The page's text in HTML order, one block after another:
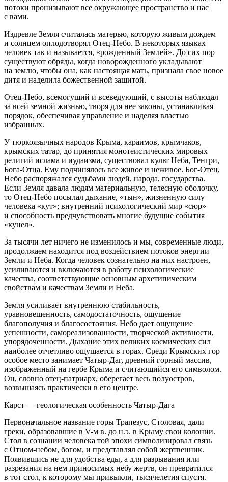
потоки пронизывают все окружающее пространство и нас
с вами.
Издревле Земля считалась матерью, которую живым дождем
и солнцем оплодотворял Отец-Небо. В некоторых языках
человек так и называется, «рожденный Землей». До сих пор
существуют обряды, когда новорожденного укладывают
на землю, чтобы она, как настоящая мать, признала свое новое
дитя и наделила божественной защитой.
Отец-Небо, всемогущий и всеведующий, с высоты наблюдал
за всей земной жизнью, творя для нее законы, устанавливая
порядок, обеспечивая управление и наделяя властью
избранных.
У тюркоязычных народов Крыма, караимов, крымчаков,
крымских татар, до принятия монотеистических мировых
религий ислама и иудаизма, существовал культ Неба, Тенгри,
Бога-Отца. Ему подчинялось все живое и неживое. Бог-Отец,
Небо распоряжался судьбами людей, народа, государства.
Если Земля давала людям материальную, телесную оболочку,
то Отец-Небо посылал дыхание, «тын», жизненную силу
человека «кут»; внутренний психологический мир «сюр»
и способность предчувствовать многие будущие события
«кунел».
За тысячи лет ничего не изменилось и мы, современные люди,
продолжаем находится под воздействием потоков энергии
Земли и Неба. Когда человек сознательно на них настроен,
усиливаются и включаются в работу психологические
качества, соответствующие основным архетипическим
свойствам и качествам Земли и Неба.
Земля усиливает внутреннюю стабильность,
уравновешенность, самодостаточность, ощущение
благополучия и благосостояния. Небо дает ощущение
успешности, самореализованности, творческой активности,
упорядоченности. Дыхание этих великих космических сил
наиболее отчетливо ощущается в горах. Среди Крымских гор
особое место занимает Чатыр-Даг, древний горный массив,
изображенный на гербе Крыма и считающийся его символом.
Он, словно отец-патриарх, оберегает весь полуостров,
возвышаясь практически в его центре.
Карст — геологическая особенность Чатыр-Дага
Первоначальное название горы Трапезус, Столовая, дали
греки, образовавшие в V-м в. до н.э. в Крыму свои колонии.
Стол в сознании человека той эпохи символизировал связь
с Отцом-небом, богом, и представлял собой жертвенник.
Появившись не для удобства еды, а для разрывания или
разрезания на нем приносимых небу жертв, он превратился
в тот стол, к которому мы привыкли, тысячелетия спустя.